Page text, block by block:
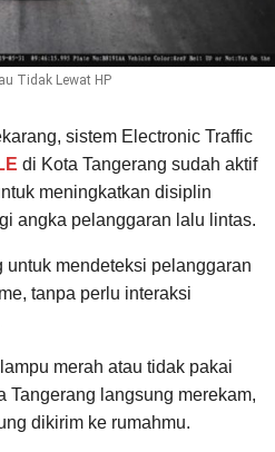
Tidak Lewat HP
sistem Electronic Traffic
di Kota Tangerang sudah aktif
meningkatkan disiplin
angka pelanggaran lalu lintas.
mendeteksi pelanggaran
tanpa perlu interaksi
merah atau tidak pakai
Tangerang langsung merekam,
dikirim ke rumahmu.